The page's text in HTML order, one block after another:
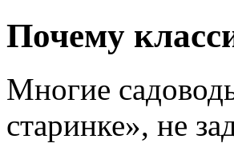
Почему
Многие
старинке», не